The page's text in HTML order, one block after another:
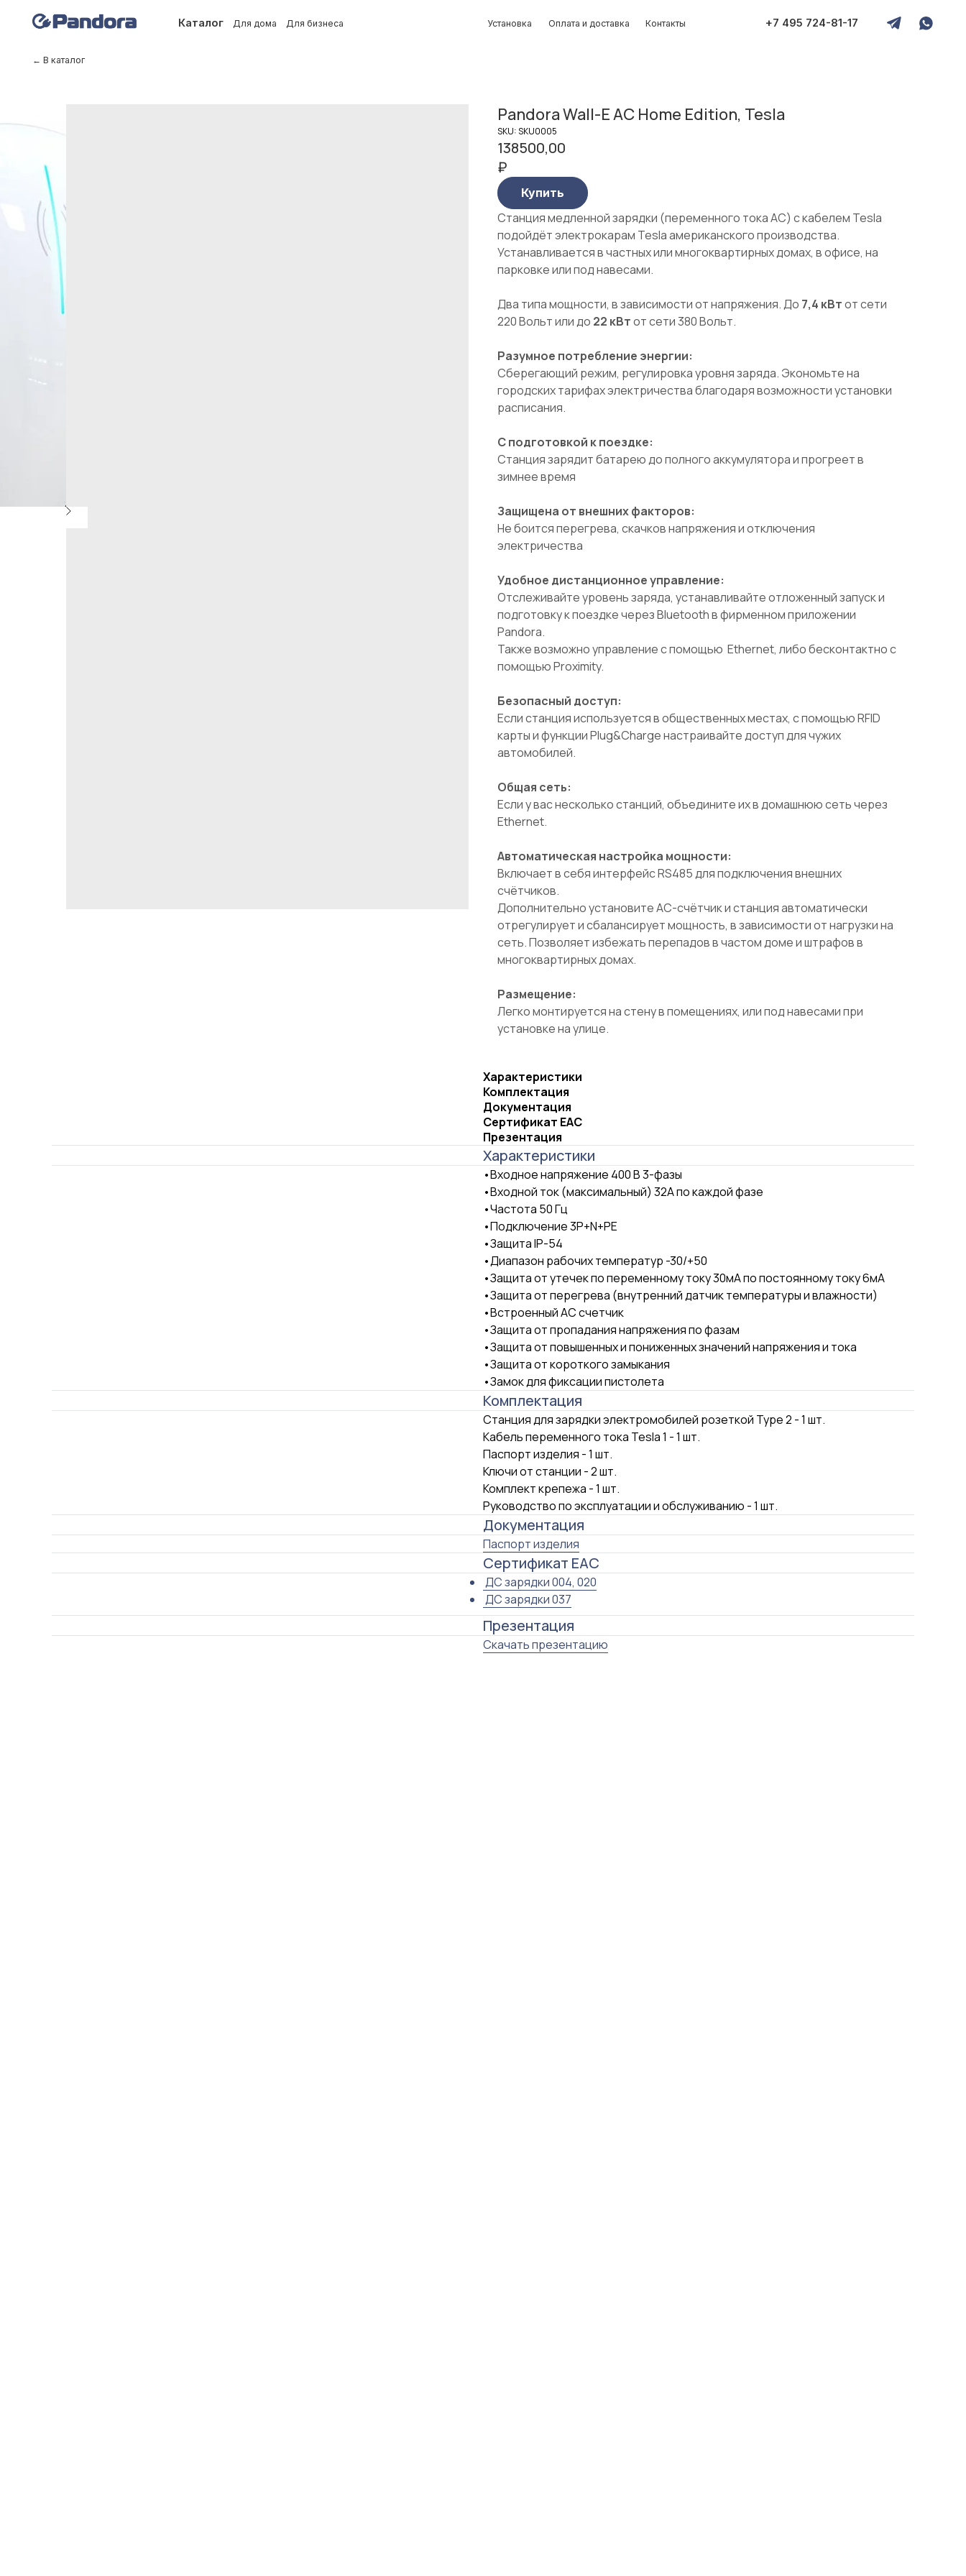
Каталог Для дома Для бизнеса Оплата и доставка Контакты +7 495 724-81-17
Pandora Wall-E AC Home Edition, Tesla
SKU:SKU0005
138500,00
₽
Купить
Станция медленной зарядки (переменного тока AC) c кабелем Tesla
подойдёт электрокарам Tesla американского производства.
Устанавливается в частных или многоквартирных домах, в офисе, на
парковке или под навесами.
Два типа мощности, в зависимости от напряжения. До 7,4 кВтот сети
220 Вольт или до 22 кВтот сети 380 Вольт.
Разумное потребление энергии:
Сберегающий режим, регулировка уровня заряда. Экономьте на
городских тарифах электричества благодаря возможности установки
расписания.
С подготовкой к поездке:
Станция зарядит батарею до полного аккумулятора и прогреет в
зимнее время
Защищена от внешних факторов:
Не боится перегрева, скачков напряжения и отключения
электричества
Удобное дистанционное управление:
Отслеживайте уровень заряда, устанавливайте отложенный запуск и
подготовку к поездке через Bluetooth в фирменном приложении
Pandora.
Также возможно управление с помощью Ethernet, либо бесконтактно с
помощью Proximity.
Безопасный доступ:
Если станция используется в общественных местах, с помощью RFID
карты и функции Plug&Charge настраивайте доступ для чужих
автомобилей.
Общая сеть:
Если у вас несколько станций, объедините их в домашнюю сеть через
Ethernet.
Автоматическая настройка мощности:
Включает в себя интерфейс RS485 для подключения внешних
счётчиков.
Дополнительно установите AC-счётчик и станция автоматически
отрегулирует и сбалансирует мощность, в зависимости от нагрузки на
сеть. Позволяет избежать перепадов в частом доме и штрафов в
многоквартирных домах.
Размещение:
Легко монтируется на стену в помещениях, или под навесами при
установке на улице.
Характеристики
Комплектация
Документация
Сертификат ЕАС
Презентация
Характеристики
•Входное напряжение 400 В 3-фазы
•Входной ток (максимальный) 32А по каждой фазе
•Частота 50 Гц
•Подключение 3P+N+PE
•Защита IP-54
•Диапазон рабочих температур -30/+50
•Защита от утечек по переменному току 30мА по постоянному току 6мА
•Защита от перегрева (внутренний датчик температуры и влажности)
•Встроенный AC счетчик
•Защита от пропадания напряжения по фазам
•Защита от повышенных и пониженных значений напряжения и тока
•Защита от короткого замыкания
•Замок для фиксации пистолета
Комплектация
Станция для зарядки электромобилей розеткой Type 2 - 1 шт.
Кабель переменного тока Tesla 1 - 1 шт.
Паспорт изделия - 1 шт.
Ключи от станции - 2 шт.
Комплект крепежа - 1 шт.
Руководство по эксплуатации и обслуживанию - 1 шт.
Документация
Паспорт изделия
Сертификат ЕАС
ДС зарядки 004, 020
ДС зарядки 037
Презентация
Скачать презентацию